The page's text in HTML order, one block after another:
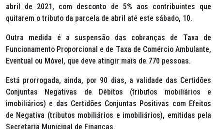
abril de 2021, com desconto de 5% aos contribuintes que
quitarem o tributo da parcela de abril até este sábado, 10.
Outra medida é a suspensão das cobranças de Taxa de
Funcionamento Proporcional e de Taxa de Comércio Ambulante,
Eventual ou Móvel, que deve atingir mais de 770 pessoas.
Está prorrogada, ainda, por 90 dias, a validade das Certidões
Conjuntas Negativas de Débitos (tributos mobiliários e
imobiliários) e das Certidões Conjuntas Positivas com Efeitos
de Negativa (tributos mobiliários e imobiliários), emitidas pela
Secretaria Municipal de Finanças.